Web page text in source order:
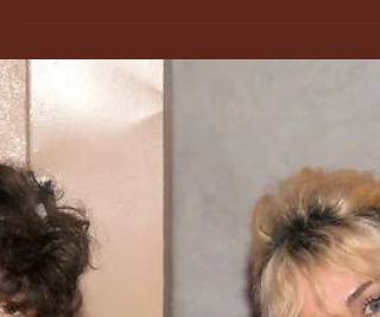
— O novo álbum é descrito como uma versão
mais animada do Something Beautiful, com
sonoridade voltada ao pop progressivo e
influências de música eletrônica. — O primeiro
single, descrito como BANGER e que não será
“Redlight”, deve ser lançado em breve, mas
haverá um anúncio que será um “momento
transformador” para a carreira de Miley.